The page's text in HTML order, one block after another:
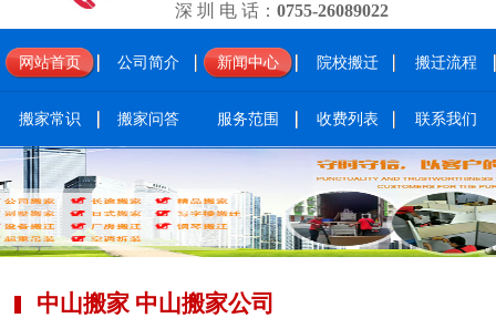
深 圳 电 话： 0755-26089022
网站首页 公司简介 新闻中心 院校搬迁 搬迁流程
搬家常识 搬家问答 服务范围 收费列表 联系我们
中山搬家 中山搬家公司